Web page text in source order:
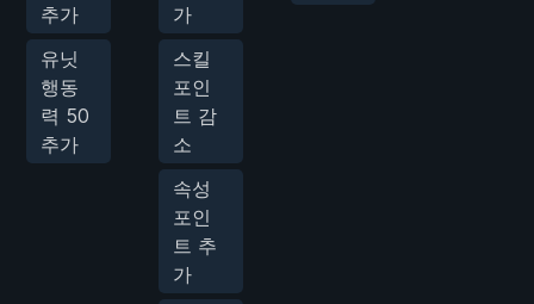
추가
유닛
행동
력 50
추가
가
스킬
포인
트 감
소
속성
포인
트 추
가